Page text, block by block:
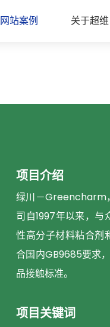
网站案例 关于超维
项目介绍
绿川－Greencharm
司自1997年以来，
性高分子材料粘合剂
合国内GB9685要求
品接触标准。
项目关键词